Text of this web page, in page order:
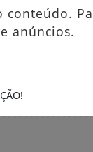
anúncios.